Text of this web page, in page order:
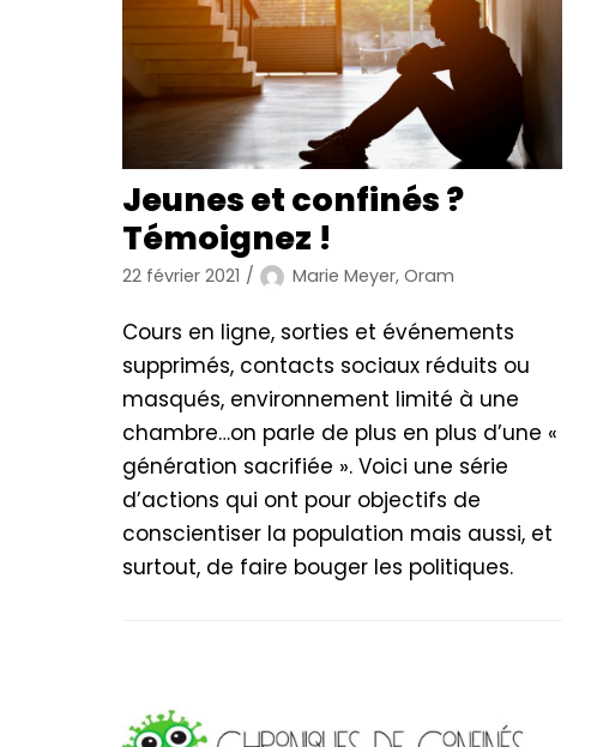
Jeunes et confinés ?
Témoignez !
22 février 2021 Marie Meyer, Oram
Cours en ligne, sorties et événements
supprimés, contacts sociaux réduits ou
masqués, environnement limité à une
chambre…on parle de plus en plus d’une «
génération sacrifiée ». Voici une série
d’actions qui ont pour objectifs de
conscientiser la population mais aussi, et
surtout, de faire bouger les politiques.